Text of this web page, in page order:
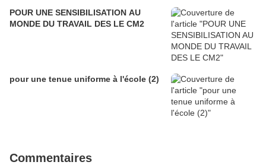
POUR UNE SENSIBILISATION AU
MONDE DU TRAVAIL DES LE CM2
pour une tenue uniforme à l'école (2)
Commentaires